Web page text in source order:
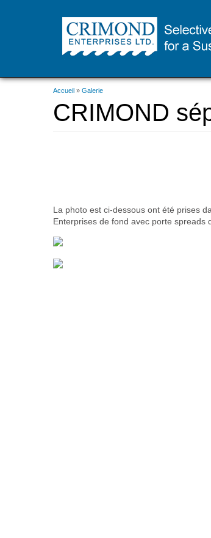
main
Vous
êtes
ici
Accueil » Galerie
CRIMOND
La photo est ci-dessous ont été prises
Enterprises de fond avec porte spreads